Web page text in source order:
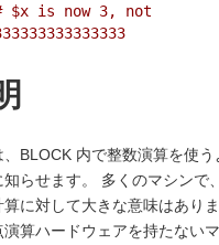
$x is now 3, not
、BLOCK 内で整数演算を使
知らせます。 多くのマシンで
算に対して大きな意味はあり
演算ハードウェアを持たない